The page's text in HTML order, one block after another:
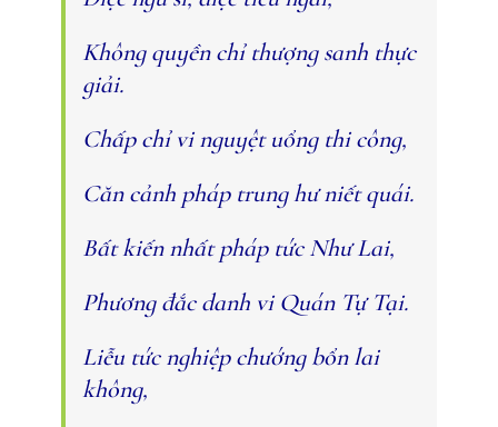
Không quyền chỉ thượng sanh thực
giải.
Chấp chỉ vi nguyệt uổng thi công,
Căn cảnh pháp trung hư niết quái.
Bất kiến nhất pháp tức Như Lai,
Phương đắc danh vi Quán Tự Tại.
Liễu tức nghiệp chướng bổn lai
không,